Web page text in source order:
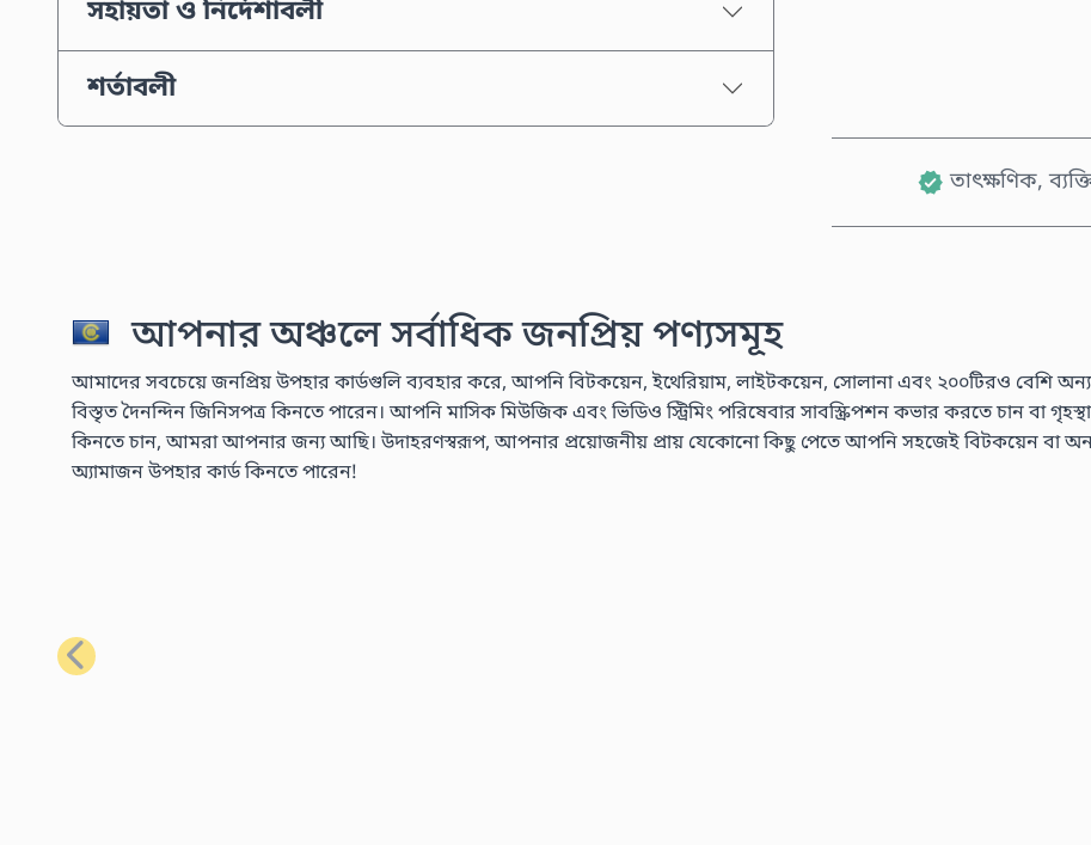
সহায়তা ও নির্দেশাবলী
শর্তাবলী
তাৎক্ষণিক,
আপনার অঞ্চলে সর্বাধিক জনপ্রিয় পণ্যসমূহ
আমাদের সবচেয়ে জনপ্রিয় উপহার কার্ডগুলি ব্যবহার করে, আপনি বিটকয়েন, ইথেরিয়াম, লাইটকয়েন, সোলানা এবং ২০০টিরও বেশি
বিস্তৃত দৈনন্দিন জিনিসপত্র কিনতে পারেন। আপনি মাসিক মিউজিক এবং ভিডিও স্ট্রিমিং পরিষেবার সাবস্ক্রিপশন কভার করতে চান বা
কিনতে চান, আমরা আপনার জন্য আছি। উদাহরণস্বরূপ, আপনার প্রয়োজনীয় প্রায় যেকোনো কিছু পেতে আপনি সহজেই বিটকয়েন বা
অ্যামাজন উপহার কার্ড কিনতে পারেন!
পূর্ববর্তী